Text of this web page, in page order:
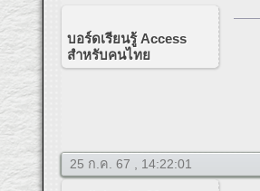
บอร์ดเรียนรู้ Access
สำหรับคนไทย
25 ก.ค. 67 , 14:22:01